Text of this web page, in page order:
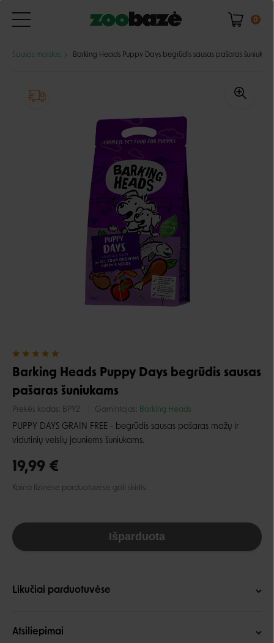
0
Sausas maistas Barking Heads Puppy Days begrūdis sausas pašaras
Barking Heads Puppy Days begrūdis sausas
pašaras šuniukams
Prekės kodas: BPY2 Gamintojas: Barking Heads
PUPPY DAYS GRAIN FREE - begrūdis sausas pašaras mažų ir
vidutinių veislių jauniems šuniukams.
19,99 €
Kaina fizinėse parduotuvėse gali skirtis.
Išparduota
Likučiai parduotuvėse
Atsiliepimai